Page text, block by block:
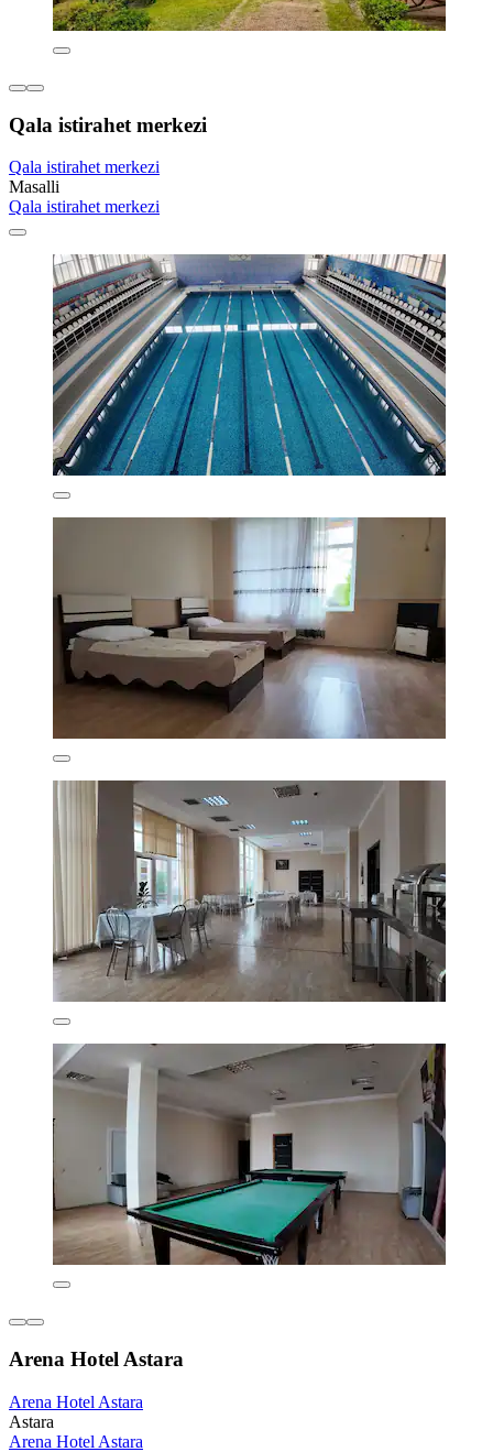
Qala istirahet merkezi
Qala istirahet merkezi
Masalli
Qala istirahet merkezi
Arena Hotel Astara
Arena Hotel Astara
Astara
Arena Hotel Astara